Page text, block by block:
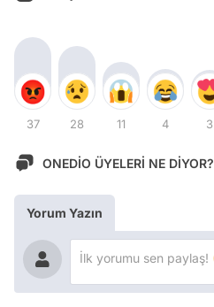
37 28 11 4 3
ONEDİO ÜYELERİ NE DİYOR?
Yorum Yazın